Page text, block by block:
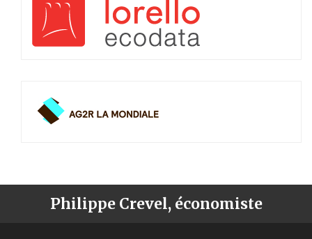
Philippe Crevel, économiste